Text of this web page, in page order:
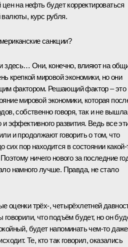
цен на нефть будет корректироваться
валюты, курс рубля.
санкции?
здесь… Они, конечно, влияют на
крепкой мировой экономики, но они
фактором. Решающий фактор – это
мировой экономики, которая
собственно говоря, так и не вышла
и эффективного развития. Ведь все
и продолжают говорить о том, что
сих пор находится в состоянии
ничего нового за последние
намного лучше. Правда, не стало
оценки трёх-, четырёхлетней
говорили, что подъём будет, но он
будет напоминать чем‑то даже
Те, кто так говорил, оказались